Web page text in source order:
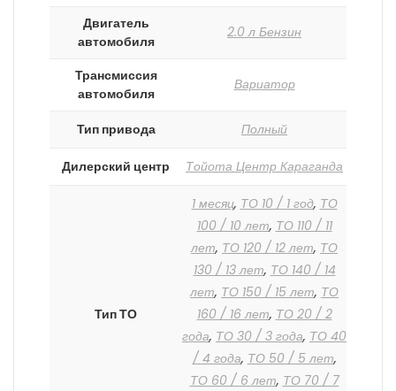
Двигатель
автомобиля
2.0 л Бензин
Трансмиссия
автомобиля
Вариатор
Тип привода Полный
Дилерский центр Тойота Центр Караганда
Тип ТО
1 месяц, ТО 10 / 1 год, ТО
100 / 10 лет, ТО 110 / 11
лет, ТО 120 / 12 лет, ТО
130 / 13 лет, ТО 140 / 14
лет, ТО 150 / 15 лет, ТО
160 / 16 лет, ТО 20 / 2
года, ТО 30 / 3 года, ТО 40
/ 4 года, ТО 50 / 5 лет,
ТО 60 / 6 лет, ТО 70 / 7